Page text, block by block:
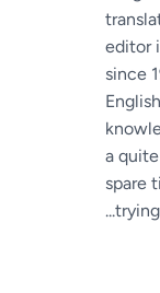
editor
since
a
spare